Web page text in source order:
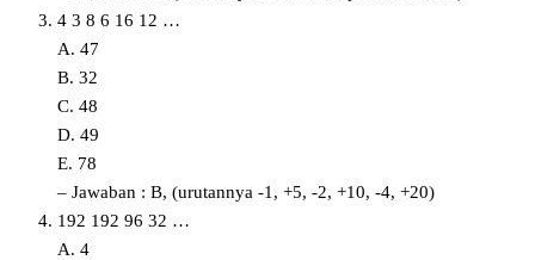
4 3 8 6 16 12 …
A. 47
B. 32
C. 48
D. 49
E. 78
– Jawaban : B, (urutannya -1, +5, -2, +10, -4, +20)
192 192 96 32 …
A. 4